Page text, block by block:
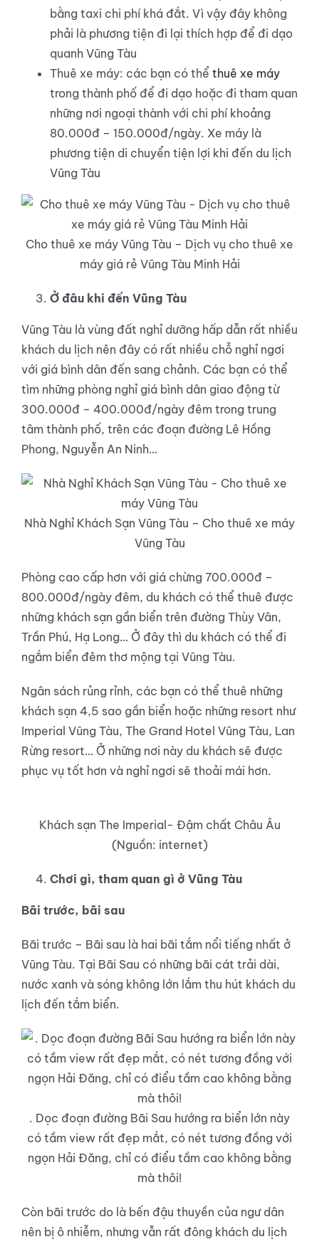
bằng taxi chi phí khá đắt. Vì vậy đây không
phải là phương tiện đi lại thích hợp để đi dạo
quanh Vũng Tàu
Thuê xe máy: các bạn có thể thuê xe máy
trong thành phố để đi dạo hoặc đi tham quan
những nơi ngoại thành với chi phí khoảng
80.000đ – 150.000đ/ngày. Xe máy là
phương tiện di chuyển tiện lợi khi đến du lịch
Vũng Tàu
Cho thuê xe máy Vũng Tàu – Dịch vụ cho thuê xe
máy giá rẻ Vũng Tàu Minh Hải
Ở đâu khi đến Vũng Tàu
Vũng Tàu là vùng đất nghỉ dưỡng hấp dẫn rất nhiều
khách du lịch nên đây có rất nhiều chỗ nghỉ ngơi
với giá bình dân đến sang chảnh. Các bạn có thể
tìm những phòng nghỉ giá bình dân giao động từ
300.000đ – 400.000đ/ngày đêm trong trung
tâm thành phố, trên các đoạn đường Lê Hồng
Phong, Nguyễn An Ninh…
Nhà Nghỉ Khách Sạn Vũng Tàu – Cho thuê xe máy
Vũng Tàu
Phòng cao cấp hơn với giá chừng 700.000đ –
800.000đ/ngày đêm, du khách có thể thuê được
những khách sạn gần biển trên đường Thùy Vân,
Trần Phú, Hạ Long… Ở đây thì du khách có thể đi
ngắm biển đêm thơ mộng tại Vũng Tàu.
Ngân sách rủng rỉnh, các bạn có thể thuê những
khách sạn 4,5 sao gần biển hoặc những resort như
Imperial Vũng Tàu, The Grand Hotel Vũng Tàu, Lan
Rừng resort… Ở những nơi này du khách sẽ được
phục vụ tốt hơn và nghỉ ngơi sẽ thoải mái hơn.
Khách sạn The Imperial- Đậm chất Châu Âu
(Nguồn: internet)
Chơi gì, tham quan gì ở Vũng Tàu
Bãi trước, bãi sau
Bãi trước – Bãi sau là hai bãi tắm nổi tiếng nhất ở
Vũng Tàu. Tại Bãi Sau có những bãi cát trải dài,
nước xanh và sóng không lớn lắm thu hút khách du
lịch đến tắm biển.
. Dọc đoạn đường Bãi Sau hướng ra biển lớn này
có tầm view rất đẹp mắt, có nét tương đồng với
ngọn Hải Đăng, chỉ có điểu tầm cao không bằng
mà thôi!
Còn bãi trước do là bến đậu thuyền của ngư dân
nên bị ô nhiễm, nhưng vẫn rất đông khách du lịch